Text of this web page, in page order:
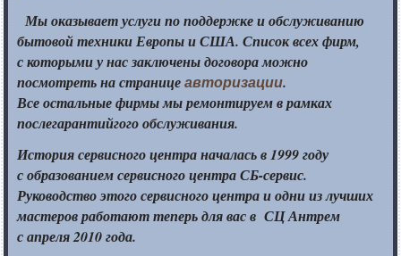
Мы оказывает услуги по поддержкеи обслуживанию
бытовой техники Европыи США. Список всех фирм,
с которыми у насзаключены договора можно
посмотретьна странице авторизации.
Все остальныефирмымы ремонтируем в рамках
послегарантийгого обслуживания.
История сервисного центра началась в1999 году
с образованиемсервисного центраСБ-сервис.
Руководство этого сервисного центраи одни из лучших
мастеров работают теперь для вас в СЦ Антрем
с апреля 2010 года.